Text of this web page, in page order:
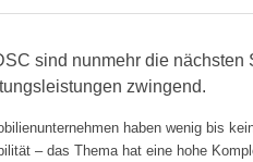
sind nunmehr die nächsten
zwingend.
haben wenig bis
– das Thema hat eine hohe